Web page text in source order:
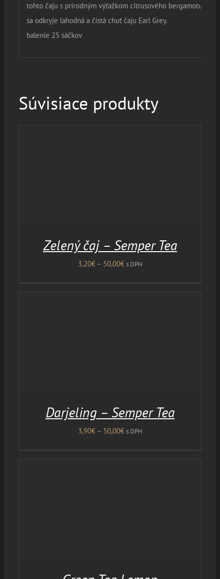
tohto čaju s prírodným výťažkom citrusového bergamotu,
sa odkryje lahodná a čistá chuť čaju Earl Grey.
balenie 25 sáčkov
Súvisiace produkty
Zelený čaj – Semper Tea
3,20€ – 50,00€Price
s DPH
Darjeling – Semper Tea
3,90€ – 50,00€Price
s DPH